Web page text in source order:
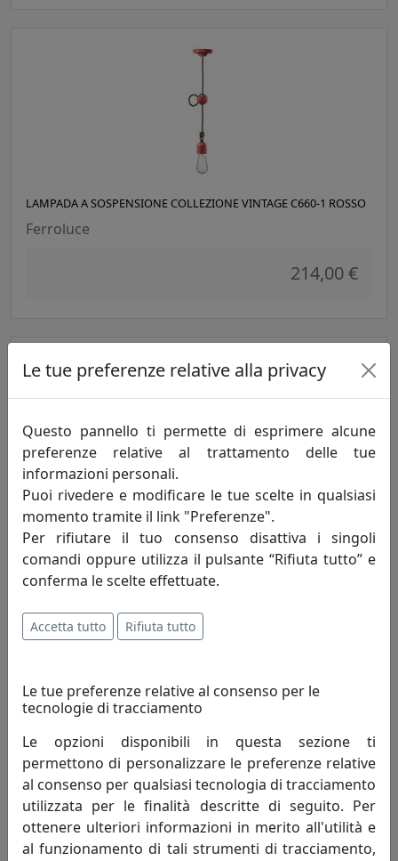
LAMPADA A SOSPENSIONE COLLEZIONE VINTAGE C660-1 ROSSO
Ferroluce
214,00 €
LAMPADA A SOSPENSIONE COLLEZIONE VINTAGE C984 BIANCO
Ferroluce
LAMPADA A SOSPENSIONE COLLEZIONE VINTAGE C984 AZZURRO
Ferroluce
Le tue preferenze relative alla privacy
Questo pannello ti permette di esprimere alcune
preferenze relative al trattamento delle tue
informazioni personali.
Puoi rivedere e modificare le tue scelte in qualsiasi
momento tramite il link "Preferenze".
Per rifiutare il tuo consenso disattiva i singoli
comandi oppure utilizza il pulsante “Rifiuta tutto” e
conferma le scelte effettuate.
Accetta tutto Rifiuta tutto
Le tue preferenze relative al consenso per le
tecnologie di tracciamento
Le opzioni disponibili in questa sezione ti
permettono di personalizzare le preferenze relative
al consenso per qualsiasi tecnologia di tracciamento
utilizzata per le finalità descritte di seguito. Per
ottenere ulteriori informazioni in merito all'utilità e
al funzionamento di tali strumenti di tracciamento,